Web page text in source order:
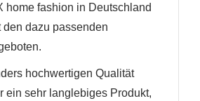
home fashion in Deutschland
den dazu passenden
hochwertigen Qualität
ein sehr langlebiges Produkt,